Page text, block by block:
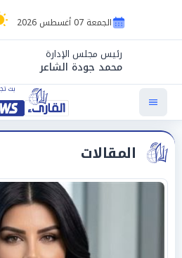
الجمعة 07 أغسطس 2026
رئيس مجلس الإدارة
محمد جودة الشاعر
المقالات